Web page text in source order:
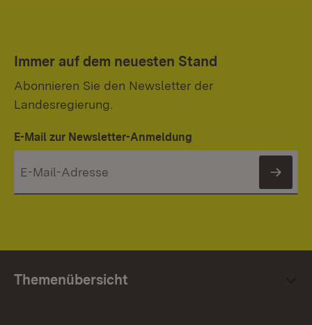
Immer auf dem neuesten Stand
Abonnieren Sie den Newsletter der
Landesregierung.
E-Mail zur Newsletter-Anmeldung
Themenübersicht